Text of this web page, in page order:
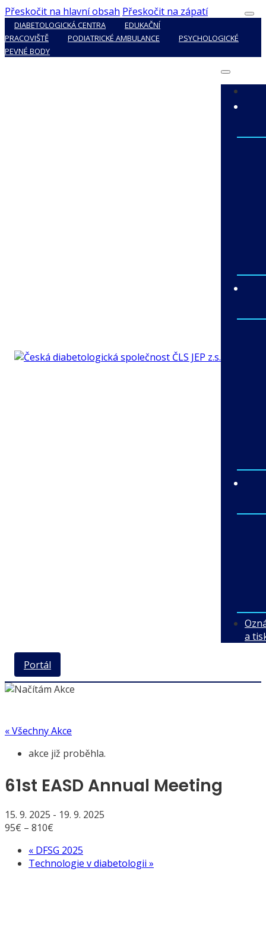
Přeskočit na hlavní obsah Přeskočit na zápatí
DIABETOLOGICKÁ CENTRA
EDUKAČNÍ
PRACOVIŠTĚ
PODIATRICKÉ AMBULANCE
PSYCHOLOGICKÉ
PEVNÉ BODY
a
Portál
« Všechny Akce
akce již proběhla.
61st EASD Annual Meeting
15. 9. 2025 - 19. 9. 2025
95€ – 810€
« DFSG 2025
Technologie v diabetologii »